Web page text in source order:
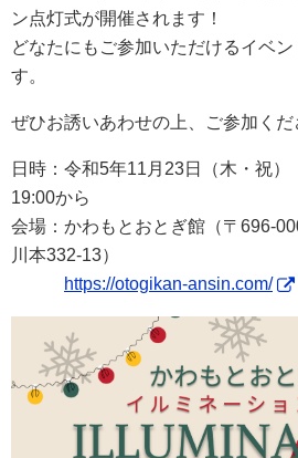
ン点灯式が開催されます！
どなたにもご参加いただけるイベ
す。
ぜひお誘いあわせの上、ご参加くだ
日時：令和5年11月23日（木・
19:00から
会場：かわもとおとぎ館（〒696-
川本332-13）
https://otogikan-ansin.com/